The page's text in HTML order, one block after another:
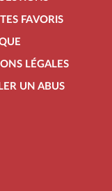
FAVORIS
LÉGALES
UN ABUS